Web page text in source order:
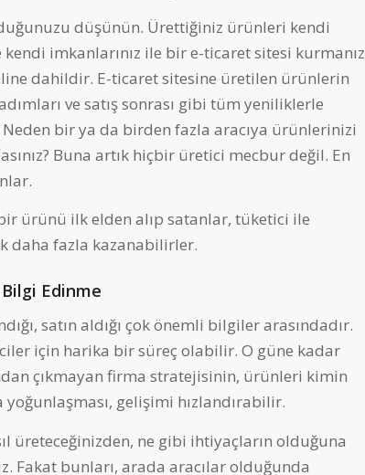
düşünün. Ürettiğiniz ürünleri kendi
imkanlarınız ile bir e-ticaret sitesi kurmanız
dahildir. E-ticaret sitesine üretilen ürünlerin
ve satış sonrası gibi tüm yeniliklerle
Neden bir ya da birden fazla aracıya ürünlerinizi
Buna artık hiçbir üretici mecbur değil. En
ürünü ilk elden alıp satanlar, tüketici ile
daha fazla kazanabilirler.
Edinme
satın aldığı çok önemli bilgiler arasındadır.
için harika bir süreç olabilir. O güne kadar
çıkmayan firma stratejisinin, ürünleri kimin
yoğunlaşması, gelişimi hızlandırabilir.
üreteceğinizden, ne gibi ihtiyaçların olduğuna
Fakat bunları, arada aracılar olduğunda